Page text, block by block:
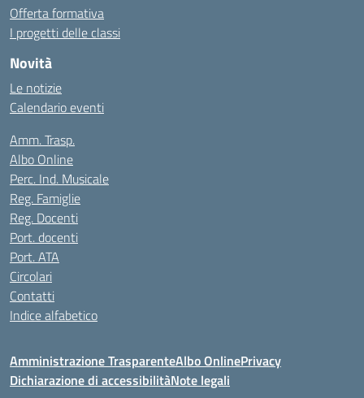
Offerta formativa
I progetti delle classi
Novità
Le notizie
Calendario eventi
Amm. Trasp.
Albo Online
Perc. Ind. Musicale
Reg. Famiglie
Reg. Docenti
Port. docenti
Port. ATA
Circolari
Contatti
Indice alfabetico
Amministrazione TrasparenteAlbo OnlinePrivacy
Dichiarazione di accessibilitàNote legali